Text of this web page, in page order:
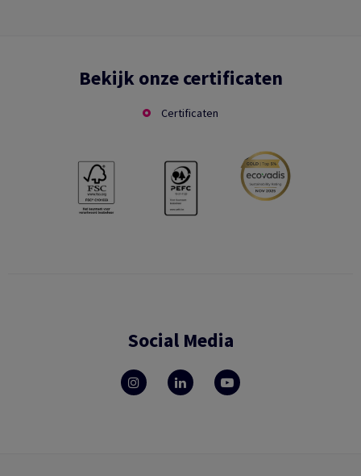
Bekijk onze certificaten
Certificaten
Social Media